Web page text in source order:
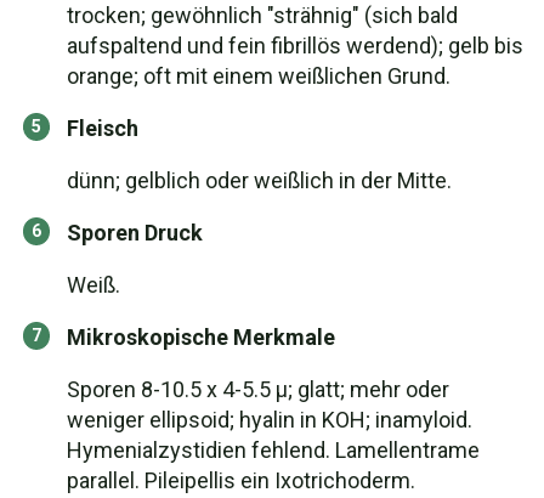
trocken; gewöhnlich "strähnig" (sich bald
aufspaltend und fein fibrillös werdend); gelb bis
orange; oft mit einem weißlichen Grund.
Fleisch
dünn; gelblich oder weißlich in der Mitte.
Sporen Druck
Weiß.
Mikroskopische Merkmale
Sporen 8-10.5 x 4-5.5 µ; glatt; mehr oder
weniger ellipsoid; hyalin in KOH; inamyloid.
Hymenialzystidien fehlend. Lamellentrame
parallel. Pileipellis ein Ixotrichoderm.